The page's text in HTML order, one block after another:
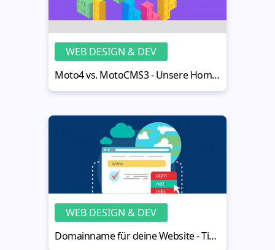
WEB DESIGN & DEV
Moto4 vs. MotoCMS3 - Unsere Homepage-Baukästen im Vergleich
WEB DESIGN & DEV
Domainname für deine Website - Tipps zur Auswahl